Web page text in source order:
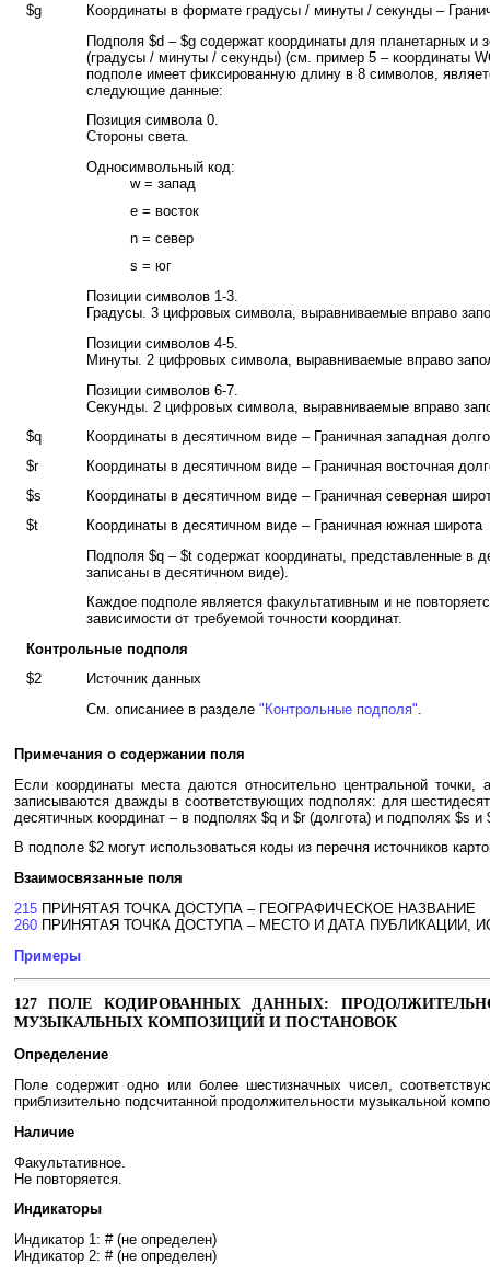
$g
Координаты в формате градусы / минуты / секунды –
Подполя $d – $g содержат координаты для планетарных и
(градусы / минуты / секунды) (см. пример 5 – координаты
подполе имеет фиксированную длину в 8 символов,
следующие данные:
Позиция символа 0.
Стороны света.
Односимвольный код:
w = запад
e = восток
n = север
s = юг
Позиции символов 1-3.
Градусы. 3 цифровых символа, выравниваемые вправо
Позиции символов 4-5.
Минуты. 2 цифровых символа, выравниваемые вправо
Позиции символов 6-7.
Секунды. 2 цифровых символа, выравниваемые вправо
$q
Координаты в десятичном виде – Граничная западная
$r
Координаты в десятичном виде – Граничная восточная
$s
Координаты в десятичном виде – Граничная северная
$t
Координаты в десятичном виде – Граничная южная широта
Подполя $q – $t содержат координаты, представленные в
записаны в десятичном виде).
Каждое подполе является факультативным и не
зависимости от требуемой точности координат.
Контрольные подполя
$2
Источник данных
См. описаниее в разделе "Контрольные подполя"
Примечания о содержании поля
Если координаты места даются относительно центральной
записываются дважды в соответствующих подполях: для
десятичных координат – в подполях $q и $r (долгота) и подполях $s и
В подполе $2 могут использоваться коды из перечня источников
Взаимосвязанные поля
215 ПРИНЯТАЯ ТОЧКА ДОСТУПА – ГЕОГРАФИЧЕСКОЕ НАЗВАНИЕ
260 ПРИНЯТАЯ ТОЧКА ДОСТУПА – МЕСТО И ДАТА ПУБЛИКАЦИИ,
Примеры
127 ПОЛЕ КОДИРОВАННЫХ ДАННЫХ:
МУЗЫКАЛЬНЫХ КОМПОЗИЦИЙ И ПОСТАНОВОК
Определение
Поле содержит одно или более шестизначных чисел,
приблизительно подсчитанной продолжительности музыкальной
Наличие
Факультативное.
Не повторяется.
Индикаторы
Индикатор 1: # (не определен)
Индикатор 2: # (не определен)